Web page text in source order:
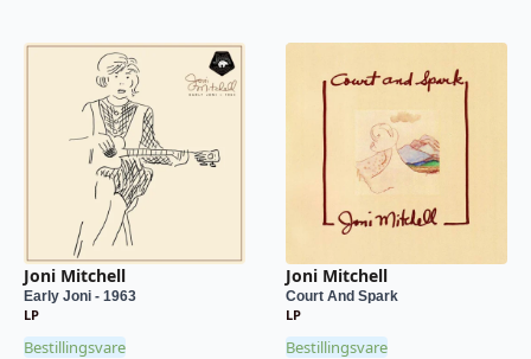
Joni Mitchell
Early Joni - 1963
LP
Bestillingsvare
Joni Mitchell
Court And Spark
LP
Bestillingsvare